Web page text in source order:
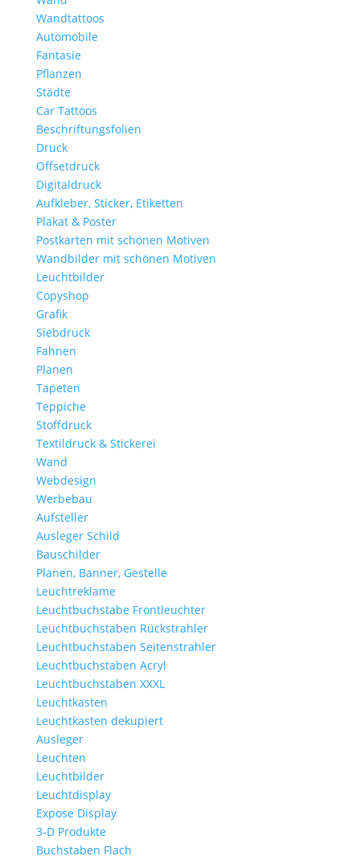
Wandtattoos
Automobile
Fantasie
Pflanzen
Städte
Car Tattoos
Beschriftungsfolien
Druck
Offsetdruck
Digitaldruck
Aufkleber, Sticker, Etiketten
Plakat & Poster
Postkarten mit schönen Motiven
Wandbilder mit schönen Motiven
Leuchtbilder
Copyshop
Grafik
Siebdruck
Fahnen
Planen
Tapeten
Teppiche
Stoffdruck
Textildruck & Stickerei
Wand
Webdesign
Werbebau
Aufsteller
Ausleger Schild
Bauschilder
Planen, Banner, Gestelle
Leuchtreklame
Leuchtbuchstabe Frontleuchter
Leuchtbuchstaben Rückstrahler
Leuchtbuchstaben Seitenstrahler
Leuchtbuchstaben Acryl
Leuchtbuchstaben XXXL
Leuchtkasten
Leuchtkasten dekupiert
Ausleger
Leuchten
Leuchtbilder
Leuchtdisplay
Expose Display
3-D Produkte
Buchstaben Flach